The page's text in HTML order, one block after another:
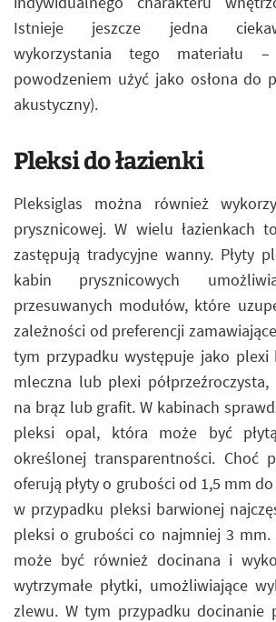
Istnieje jeszcze jedna
wykorzystania tego
powodzeniem użyć jako osłona do
akustyczny).
Pleksi do łazienki
Pleksiglas można również
prysznicowej. W wielu łazienkach
zastępują tradycyjne wanny. Płyty
kabin prysznicowych
przesuwanych modułów, które
zależności od preferencji
tym przypadku występuje jako plexi
mleczna lub plexi
na brąz lub grafit. W kabinach
pleksi opal, która może być
określonej transparentności. Choć
oferują płyty o grubości od 1,5 mm
w przypadku pleksi barwionej
pleksi o grubości co najmniej 3 mm.
może być również docinana i
wytrzymałe płytki, umożliwiające
zlewu. W tym przypadku docinanie